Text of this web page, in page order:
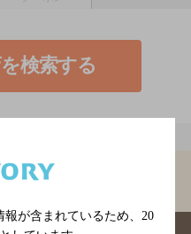
検索する
ａ
が含まれているため、 20